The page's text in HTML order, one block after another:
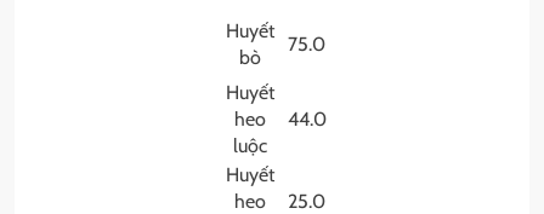
Huyết
bò
75.0
Huyết
heo
luộc
44.0
Huyết
heo
25.0